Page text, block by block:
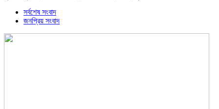
সর্বশেষ সংবাদ
জনপ্রিয় সংবাদ